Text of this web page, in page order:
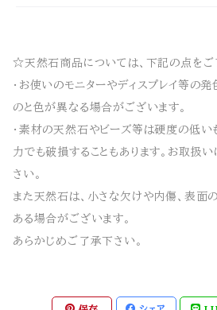
☆天然石商品については、下記の点をご
・お使いのモニターやディスプレイ等の
のと色が異なる場合がございます。
・素材の天然石やビーズ等は硬度の低い
力でも破損することもあります。お取扱
さい。
また天然石は、小さな欠けや内傷、表面
ある場合がございます。
あらかじめご了承下さい。